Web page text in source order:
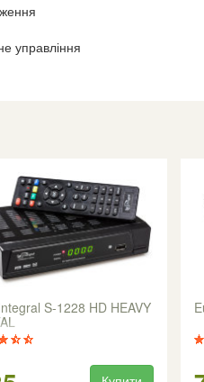
управління
S-1228 HD HEAVY